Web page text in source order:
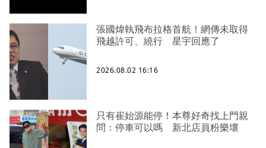
張國煒執飛布拉格首航！網傳未取得
飛越許可、繞行 星宇回應了
2026.08.02 16:16
只有崔始源能停！本尊好奇找上門親
問：停車可以嗎 新北店員粉樂壞